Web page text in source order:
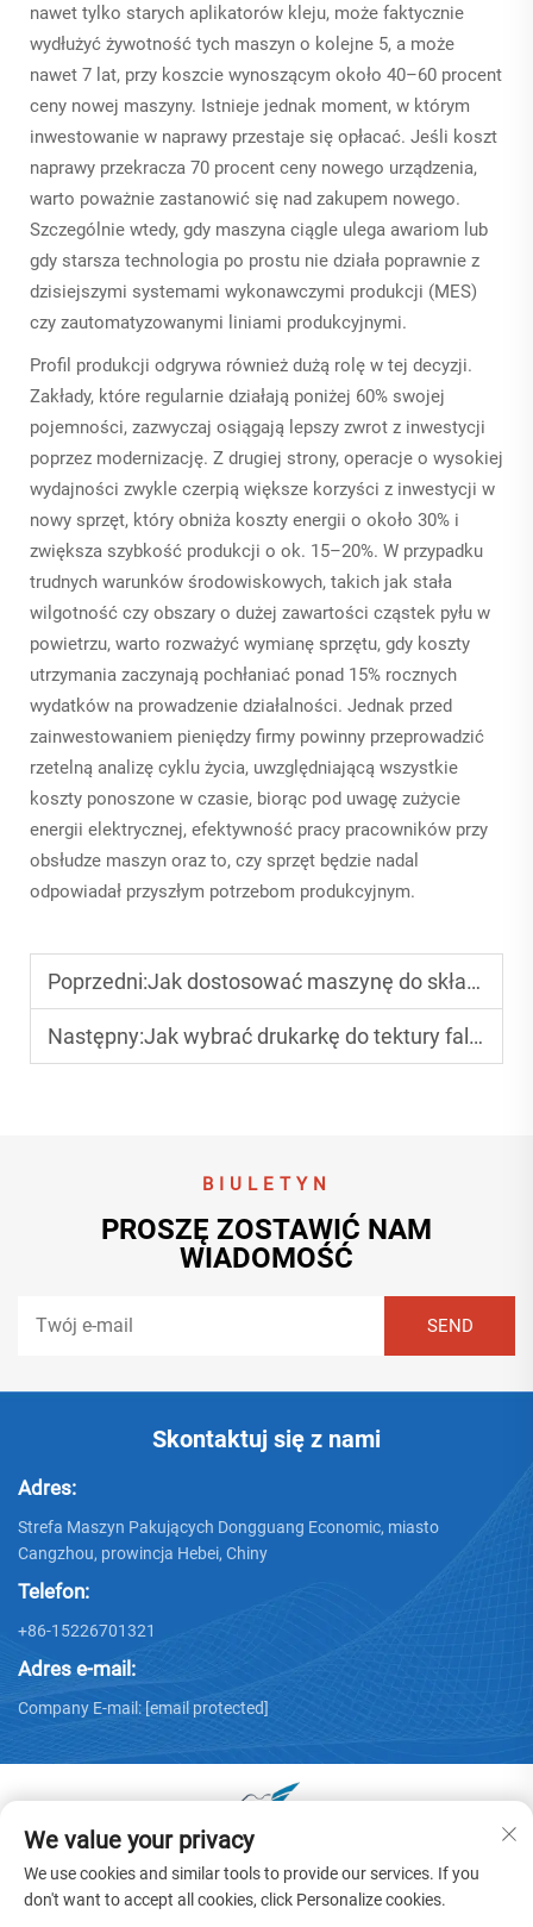
nawet tylko starych aplikatorów kleju, może faktycznie
wydłużyć żywotność tych maszyn o kolejne 5, a może
nawet 7 lat, przy koszcie wynoszącym około 40–60 procent
ceny nowej maszyny. Istnieje jednak moment, w którym
inwestowanie w naprawy przestaje się opłacać. Jeśli koszt
naprawy przekracza 70 procent ceny nowego urządzenia,
warto poważnie zastanowić się nad zakupem nowego.
Szczególnie wtedy, gdy maszyna ciągle ulega awariom lub
gdy starsza technologia po prostu nie działa poprawnie z
dzisiejszymi systemami wykonawczymi produkcji (MES)
czy zautomatyzowanymi liniami produkcyjnymi.
Profil produkcji odgrywa również dużą rolę w tej decyzji.
Zakłady, które regularnie działają poniżej 60% swojej
pojemności, zazwyczaj osiągają lepszy zwrot z inwestycji
poprzez modernizację. Z drugiej strony, operacje o wysokiej
wydajności zwykle czerpią większe korzyści z inwestycji w
nowy sprzęt, który obniża koszty energii o około 30% i
zwiększa szybkość produkcji o ok. 15–20%. W przypadku
trudnych warunków środowiskowych, takich jak stała
wilgotność czy obszary o dużej zawartości cząstek pyłu w
powietrzu, warto rozważyć wymianę sprzętu, gdy koszty
utrzymania zaczynają pochłaniać ponad 15% rocznych
wydatków na prowadzenie działalności. Jednak przed
zainwestowaniem pieniędzy firmy powinny przeprowadzić
rzetelną analizę cyklu życia, uwzględniającą wszystkie
koszty ponoszone w czasie, biorąc pod uwagę zużycie
energii elektrycznej, efektywność pracy pracowników przy
obsłudze maszyn oraz to, czy sprzęt będzie nadal
odpowiadał przyszłym potrzebom produkcyjnym.
Poprzedni:Jak dostosować maszynę do składania i klejenia tektury do różnych rozmiarów pudełek?
Następny:Jak wybrać drukarkę do tektury falistej dla różnych rozmiarów pudeł?
BIULETYN
PROSZĘ ZOSTAWIĆ NAM
WIADOMOŚĆ
Skontaktuj się z nami
Adres:
Strefa Maszyn Pakujących Dongguang Economic, miasto
Cangzhou, prowincja Hebei, Chiny
Telefon:
+86-15226701321
Adres e-mail:
Company E-mail: [email protected]
Prawa autorskie © 2025 by Dongguang Huayu Carton
Machinery Co., Ltd. -Polityka prywatności
We value your privacy
We use cookies and similar tools to provide our services. If you
don't want to accept all cookies, click Personalize cookies.